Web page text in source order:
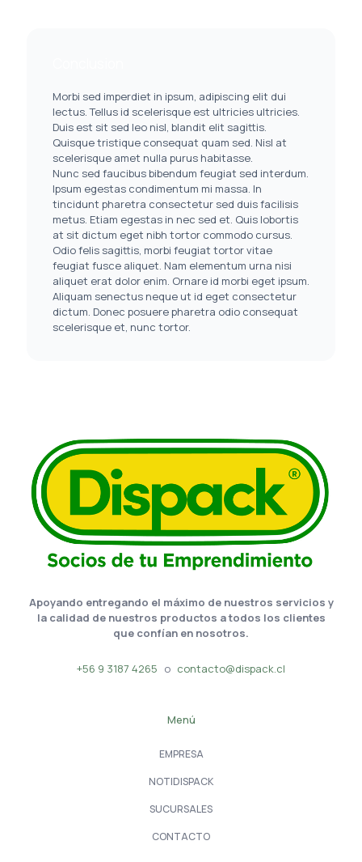
Morbi sed imperdiet in ipsum, adipiscing elit dui
lectus. Tellus id scelerisque est ultricies ultricies.
Duis est sit sed leo nisl, blandit elit sagittis.
Quisque tristique consequat quam sed. Nisl at
scelerisque amet nulla purus habitasse.
Nunc sed faucibus bibendum feugiat sed interdum.
Ipsum egestas condimentum mi massa. In
tincidunt pharetra consectetur sed duis facilisis
metus. Etiam egestas in nec sed et. Quis lobortis
at sit dictum eget nibh tortor commodo cursus.
Odio felis sagittis, morbi feugiat tortor vitae
feugiat fusce aliquet. Nam elementum urna nisi
aliquet erat dolor enim. Ornare id morbi eget ipsum.
Aliquam senectus neque ut id eget consectetur
dictum. Donec posuere pharetra odio consequat
scelerisque et, nunc tortor.
Apoyando entregando el máximo de nuestros servicios y
la calidad de nuestros productos a todos los clientes
que confían en nosotros.
+56 9 3187 4265 o contacto@dispack.cl
Menú
EMPRESA
NOTIDISPACK
SUCURSALES
CONTACTO